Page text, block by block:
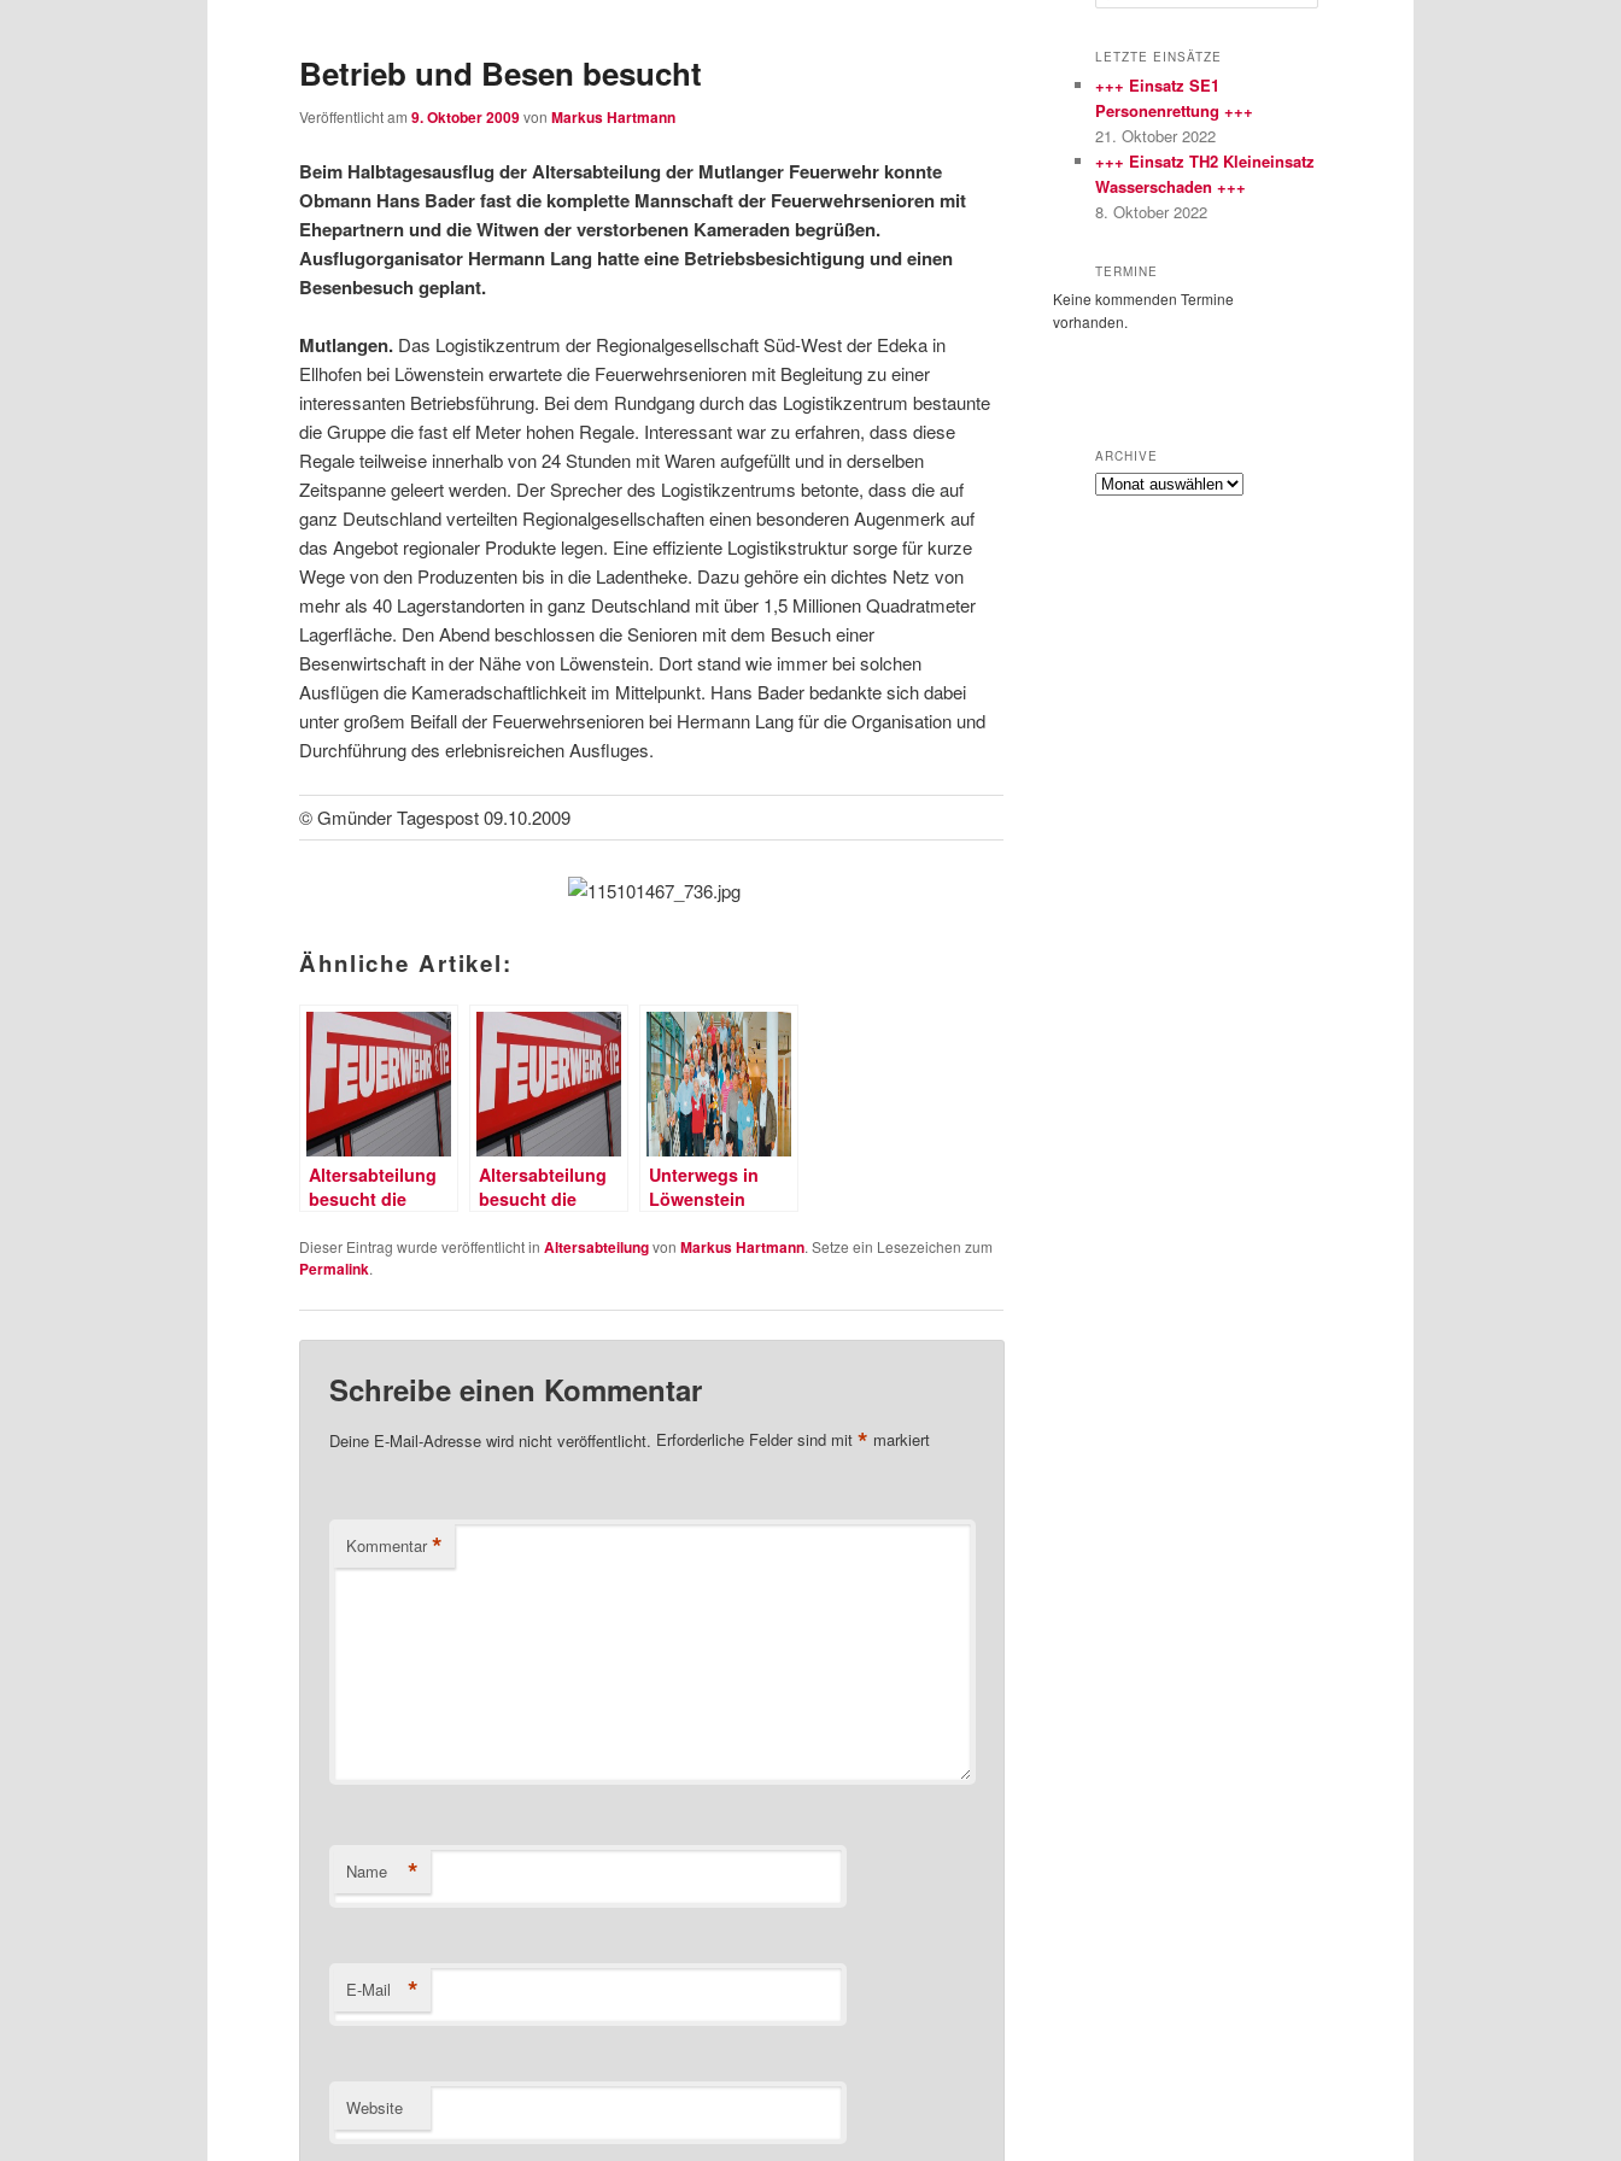
wechseln
Betrieb und Besen besucht
Veröffentlicht am 9. Oktober 2009von Markus Hartmann
Beim Halbtagesausflug der Altersabteilung der Mutlanger Feuerwehr konnte
Obmann Hans Bader fast die komplette Mannschaft der Feuerwehrsenioren mit
Ehepartnern und die Witwen der verstorbenen Kameraden begrüßen.
Ausflugorganisator Hermann Lang hatte eine Betriebsbesichtigung und einen
Besenbesuch geplant.
Mutlangen. Das Logistikzentrum der Regionalgesellschaft Süd-West der Edeka in
Ellhofen bei Löwenstein erwartete die Feuerwehrsenioren mit Begleitung zu einer
interessanten Betriebsführung. Bei dem Rundgang durch das Logistikzentrum bestaunte
die Gruppe die fast elf Meter hohen Regale. Interessant war zu erfahren, dass diese
Regale teilweise innerhalb von 24 Stunden mit Waren aufgefüllt und in derselben
Zeitspanne geleert werden. Der Sprecher des Logistikzentrums betonte, dass die auf
ganz Deutschland verteilten Regionalgesellschaften einen besonderen Augenmerk auf
das Angebot regionaler Produkte legen. Eine effiziente Logistikstruktur sorge für kurze
Wege von den Produzenten bis in die Ladentheke. Dazu gehöre ein dichtes Netz von
mehr als 40 Lagerstandorten in ganz Deutschland mit über 1,5 Millionen Quadratmeter
Lagerfläche. Den Abend beschlossen die Senioren mit dem Besuch einer
Besenwirtschaft in der Nähe von Löwenstein. Dort stand wie immer bei solchen
Ausflügen die Kameradschaftlichkeit im Mittelpunkt. Hans Bader bedankte sich dabei
unter großem Beifall der Feuerwehrsenioren bei Hermann Lang für die Organisation und
Durchführung des erlebnisreichen Ausfluges.
© Gmünder Tagespost 09.10.2009
Ähnliche Artikel:
Altersabteilung
besucht die
Abfallentsorgungsanlage
Altersabteilung
besucht die
Hornberg
Unterwegs in
Löwenstein
Dieser Eintrag wurde veröffentlicht in Altersabteilungvon Markus Hartmann. Setze ein Lesezeichen zum
Permalink.
Schreibe einen Kommentar
Deine E-Mail-Adresse wird nicht veröffentlicht. Erforderliche Felder sind mit* markiert
Kommentar *
Name *
E-Mail *
Website
u
h
n
LETZTE EINSÄTZE
+++ Einsatz SE1
Personenrettung +++
21. Oktober 2022
+++ Einsatz TH2 Kleineinsatz
Wasserschaden +++
8. Oktober 2022
TERMINE
Keine kommenden Termine
vorhanden.
ARCHIVE
Archive